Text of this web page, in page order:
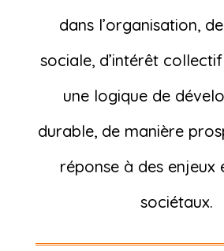
dans l’organisation,
sociale, d’intérêt
une logique de
durable, de manière
réponse à des enjeux
sociétaux.